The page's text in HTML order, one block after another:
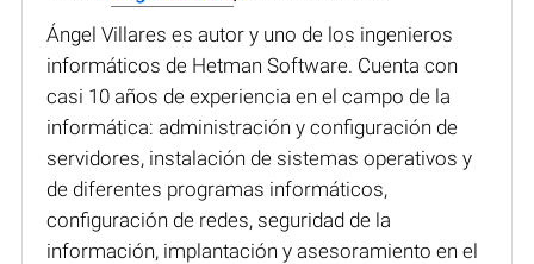
Ángel Villares es autor y uno de los ingenieros
informáticos de Hetman Software. Cuenta con
casi 10 años de experiencia en el campo de la
informática: administración y configuración de
servidores, instalación de sistemas operativos y
de diferentes programas informáticos,
configuración de redes, seguridad de la
información, implantación y asesoramiento en el